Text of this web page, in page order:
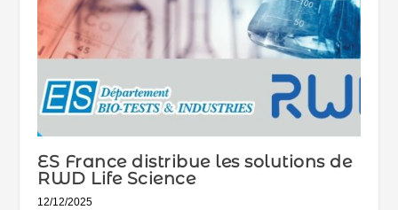
ES France distribue les solutions de
RWD Life Science
12/12/2025